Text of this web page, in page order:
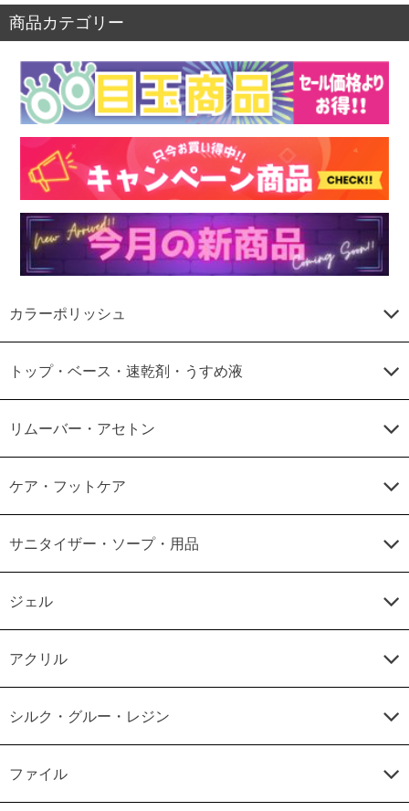
商品カテゴリー
カラーポリッシュ
トップ・ベース・速乾剤・うすめ液
リムーバー・アセトン
ケア・フットケア
サニタイザー・ソープ・用品
ジェル
アクリル
シルク・グルー・レジン
ファイル